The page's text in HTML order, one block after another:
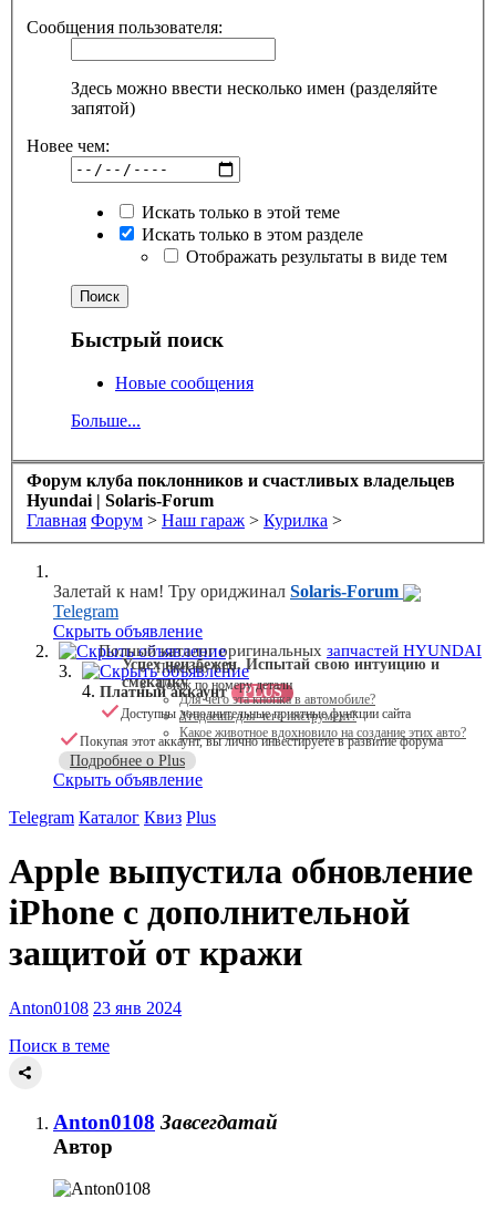
Сообщения пользователя:
Здесь можно ввести несколько имен (разделяйте
запятой)
Новее чем:
Искать только в этой теме
Искать только в этом разделе
Отображать результаты в виде тем
Быстрый поиск
Новые сообщения
Больше...
Форум клуба поклонников и счастливых владельцев
Hyundai | Solaris-Forum
Главная Форум > Наш гараж > Курилка >
Залетай к нам! Тру ориджинал Solaris-Forum
Telegram
Скрыть объявление
Полный каталог оригинальных запчастей HYUNDAI
Поиск по VIN
Поиск по номеру детали
Скрыть объявление
Успех неизбежен. Испытай свою интуицию и
смекалку
Для чего эта кнопка в автомобиле?
Угадаешь для чего инструмент?
Какое животное вдохновило на создание этих авто?
Скрыть объявление
Платный аккаунт PLUS
Доступны дополнительные приятные функции сайта
Покупая этот аккаунт, вы лично инвестируете в развитие форума
Подробнее о Plus
Скрыть объявление
Telegram Каталог Квиз Plus
Apple выпустила обновление
iPhone с дополнительной
защитой от кражи
Anton0108 23 янв 2024
Поиск в теме
Anton0108 Завсегдатай
Автор